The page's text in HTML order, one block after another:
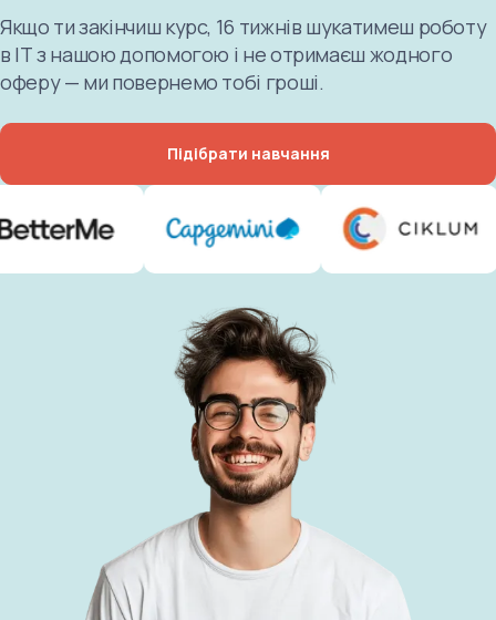
Якщо ти закінчиш курс, 16 тижнів шукатимеш роботу
в ІТ з нашою допомогою і не отримаєш жодного
оферу — ми повернемо тобі гроші.
Підібрати навчання